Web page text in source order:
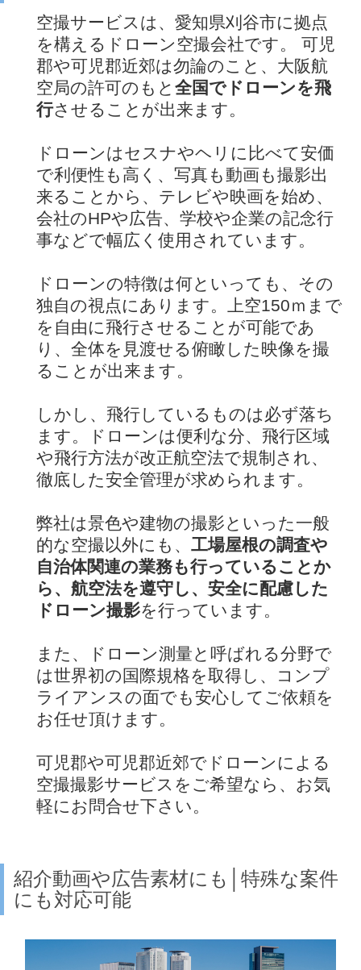
空撮サービスは、愛知県刈谷市に拠点
を構えるドローン空撮会社です。 可児
郡や可児郡近郊は勿論のこと、大阪航
空局の許可のもと 全国でドローンを飛
行させることが出来ます。
ドローンはセスナやヘリに比べて安価
で利便性も高く、写真も動画も撮影出
来ることから、テレビや映画を始め、
会社のHPや広告、学校や企業の記念行
事などで幅広く使用されています。
ドローンの特徴は何といっても、その
独自の視点にあります。上空150ｍまで
を自由に飛行させることが可能であ
り、全体を見渡せる俯瞰した映像を撮
ることが出来ます。
しかし、飛行しているものは必ず落ち
ます。ドローンは便利な分、飛行区域
や飛行方法が改正航空法で規制され、
徹底した安全管理が求められます。
弊社は景色や建物の撮影といった一般
的な空撮以外にも、 工場屋根の調査や
自治体関連の業務も行っていることか
ら、航空法を遵守し、安全に配慮した
ドローン撮影を行っています。
また、ドローン測量と呼ばれる分野で
は世界初の国際規格を取得し、コンプ
ライアンスの面でも安心してご依頼を
お任せ頂けます。
可児郡や可児郡近郊でドローンによる
空撮撮影サービスをご希望なら、お気
軽にお問合せ下さい。
紹介動画や広告素材にも│特殊な案件
にも対応可能